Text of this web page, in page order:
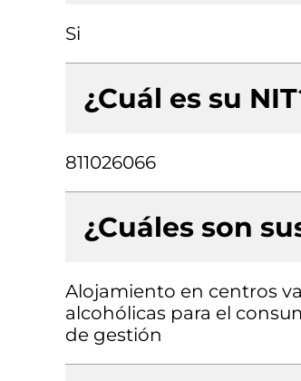
Si
¿Cuál es su
811026066
¿Cuáles son
Alojamiento en centros
alcohólicas para el
de gestión